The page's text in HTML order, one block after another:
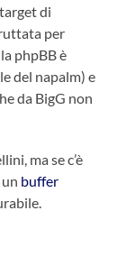
di
per
phpBB è
del napalm) e
da BigG non
ma se c’è
buffer